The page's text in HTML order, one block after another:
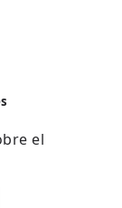
el